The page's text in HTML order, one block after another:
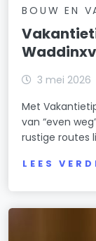
BOUW EN
3 mei 2026
Met
van “even
rustige routes
LEES